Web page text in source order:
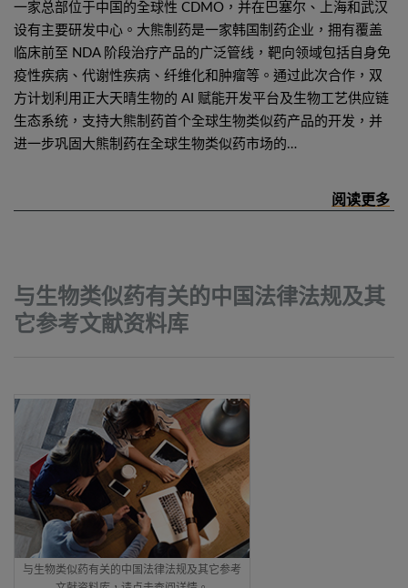
一家总部位于中国的全球性 CDMO，并在巴塞尔、上海和武汉
设有主要研发中心。大熊制药是一家韩国制药企业，拥有覆盖
临床前至 NDA 阶段治疗产品的广泛管线，靶向领域包括自身免
疫性疾病、代谢性疾病、纤维化和肿瘤等。通过此次合作，双
方计划利用正大天晴生物的 AI 赋能开发平台及生物工艺供应链
生态系统，支持大熊制药首个全球生物类似药产品的开发，并
进一步巩固大熊制药在全球生物类似药市场的…
与生物类似药有关的中国法律法规及其
它参考文献资料库
与生物类似药有关的中国法律法规及其它参考